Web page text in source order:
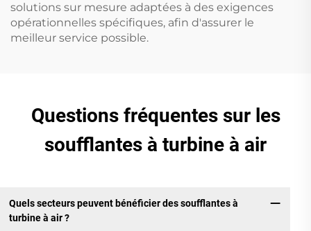
solutions sur mesure adaptées à des exigences
opérationnelles spécifiques, afin d'assurer le
meilleur service possible.
Questions fréquentes sur les
soufflantes à turbine à air
Quels secteurs peuvent bénéficier des soufflantes à
turbine à air ?